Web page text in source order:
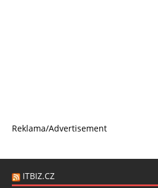
Reklama/Advertisement
ITBIZ.CZ